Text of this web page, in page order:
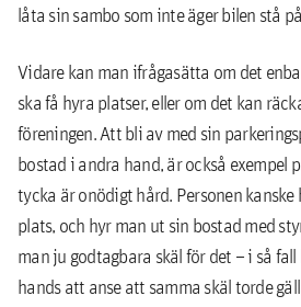
låta sin sambo som inte äger bilen stå
Vidare kan man ifrågasätta om det
ska få hyra platser, eller om det kan
föreningen. Att bli av med sin
bostad i andra hand, är också exempel
tycka är onödigt hård. Personen
plats, och hyr man ut sin bostad med
man ju godtagbara skäl för det – i så
hands att anse att samma skäl torde